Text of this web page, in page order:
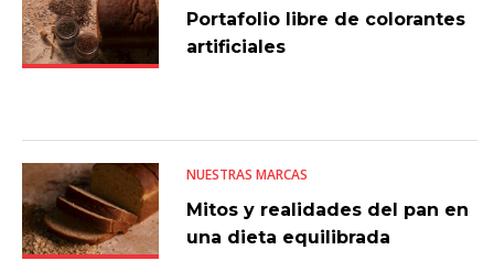
Portafolio libre de colorantes
artificiales
NUESTRAS MARCAS
Mitos y realidades del pan en
una dieta equilibrada